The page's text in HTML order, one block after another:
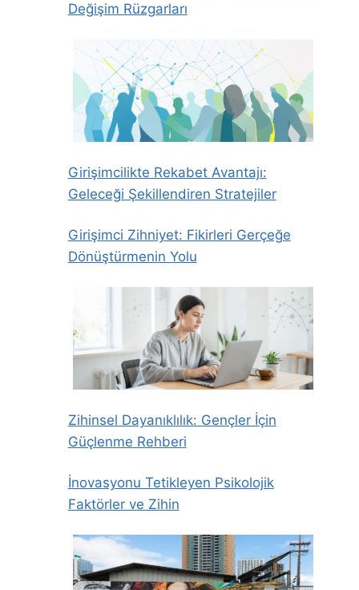
Değişim Rüzgarları
Girişimcilikte Rekabet Avantajı:
Geleceği Şekillendiren Stratejiler
Girişimci Zihniyet: Fikirleri Gerçeğe
Dönüştürmenin Yolu
Zihinsel Dayanıklılık: Gençler İçin
Güçlenme Rehberi
İnovasyonu Tetikleyen Psikolojik
Faktörler ve Zihin